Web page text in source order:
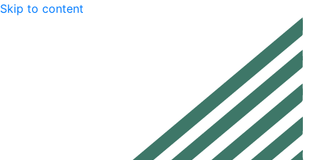
Skip to content